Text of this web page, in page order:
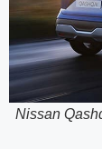
Nissan